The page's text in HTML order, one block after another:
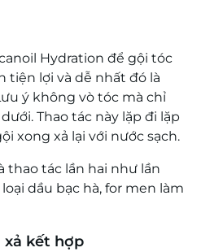
Hydration để gội tóc
tiện lợi và dễ nhất đó là
ý không vò tóc mà chỉ
Thao tác này lặp đi lặp
xong xả lại với nước sạch.
thao tác lần hai như lần
dầu bạc hà, for men làm
xả kết hợp